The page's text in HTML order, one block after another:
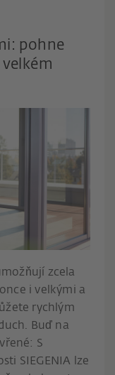
pohne
zcela
i velkými a
rychlým
Buď na
S
SIEGENIA lze